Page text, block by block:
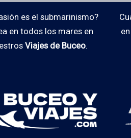
es el submarinismo?
en todos los mares en
Viajes de Buceo.